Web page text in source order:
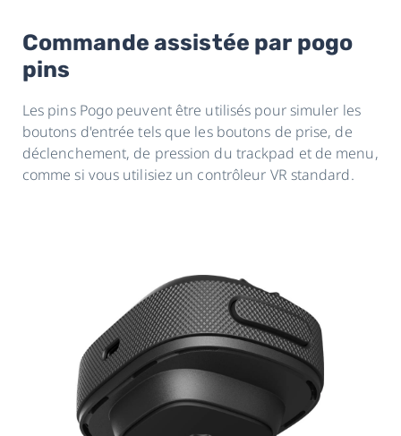
Commande assistée par pogo
pins
Les pins Pogo peuvent être utilisés pour simuler les
boutons d'entrée tels que les boutons de prise, de
déclenchement, de pression du trackpad et de menu,
comme si vous utilisiez un contrôleur VR standard.